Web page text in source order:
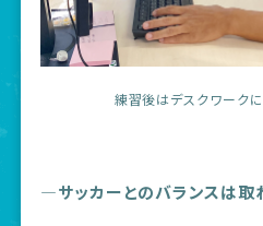
練習後はデスクワーク
―サッカーとのバランスは取